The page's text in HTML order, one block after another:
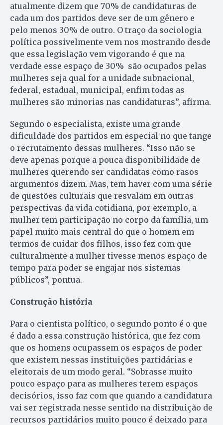
atualmente dizem que 70% de candidaturas de
cada um dos partidos deve ser de um gênero e
pelo menos 30% de outro. O traço da sociologia
política possivelmente vem nos mostrando desde
que essa legislação vem vigorando é que na
verdade esse espaço de 30% são ocupados pelas
mulheres seja qual for a unidade subnacional,
federal, estadual, municipal, enfim todas as
mulheres são minorias nas candidaturas”, afirma.
Segundo o especialista, existe uma grande
dificuldade dos partidos em especial no que tange
o recrutamento dessas mulheres. “Isso não se
deve apenas porque a pouca disponibilidade de
mulheres querendo ser candidatas como rasos
argumentos dizem. Mas, tem haver com uma série
de questões culturais que resvalam em outras
perspectivas da vida cotidiana, por exemplo, a
mulher tem participação no corpo da família, um
papel muito mais central do que o homem em
termos de cuidar dos filhos, isso fez com que
culturalmente a mulher tivesse menos espaço de
tempo para poder se engajar nos sistemas
públicos”, pontua.
Construção história
Para o cientista político, o segundo ponto é o que
é dado a essa construção histórica, que fez com
que os homens ocupassem os espaços de poder
que existem nessas instituições partidárias e
eleitorais de um modo geral. “Sobrasse muito
pouco espaço para as mulheres terem espaços
decisórios, isso faz com que quando a candidatura
vai ser registrada nesse sentido na distribuição de
recursos partidários muito pouco é deixado para